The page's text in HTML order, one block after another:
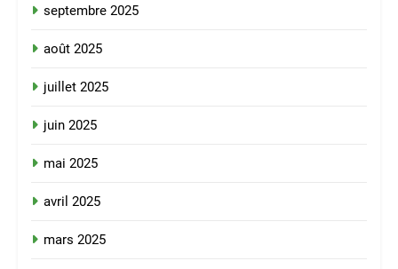
septembre 2025
août 2025
juillet 2025
juin 2025
mai 2025
avril 2025
mars 2025